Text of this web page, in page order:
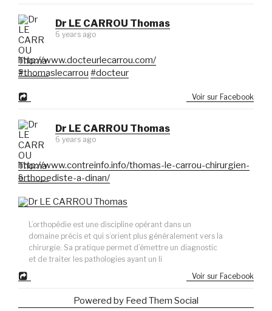
Dr LE CARROU Thomas
6 years ago
http://www.docteurlecarrou.com/
#thomaslecarrou #docteur
Voir sur Facebook
Dr LE CARROU Thomas
6 years ago
http://www.contreinfo.info/thomas-le-carrou-chirurgien-
orthopediste-a-dinan/
L’orthopédie est une discipline opérant dans un
domaine précis et qui s’orient plus généralement vers la
chirurgie. Sa pratique permet d’émettre un diagnostic
et de traiter les pathologies ayant un li
Voir sur Facebook
Powered by Feed Them Social